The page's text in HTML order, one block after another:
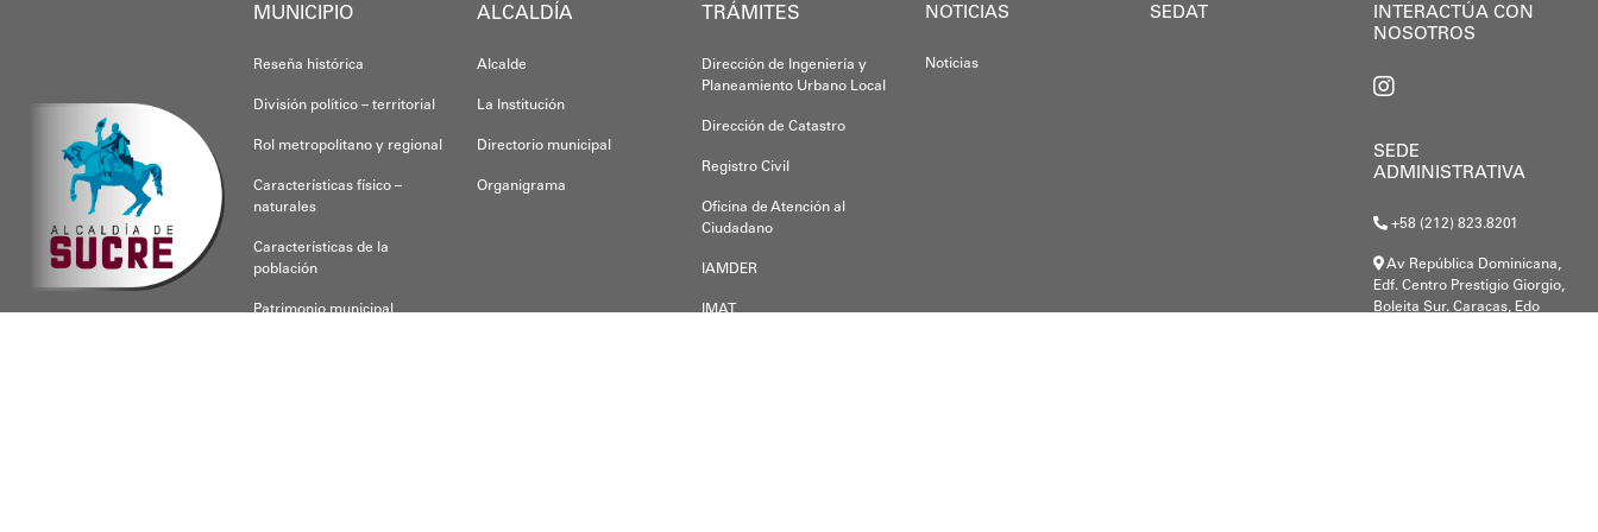
MUNICIPIO
Reseña histórica
División político – territorial
Rol metropolitano y regional
Características físico –
naturales
Características de la
población
Patrimonio municipal
ALCALDÍA
Alcalde
La Institución
Directorio municipal
Organigrama
TRÁMITES
Dirección de Ingeniería y
Planeamiento Urbano Local
Dirección de Catastro
Registro Civil
Oficina de Atención al
Ciudadano
IAMDER
IMAT
NOTICIAS
Noticias
SEDAT
INTERACTÚA CON
NOSOTROS
SEDE
ADMINISTRATIVA
+58 (212) 823.8201
Av República Dominicana,
Edf. Centro Prestigio Giorgio,
Boleita Sur. Caracas, Edo